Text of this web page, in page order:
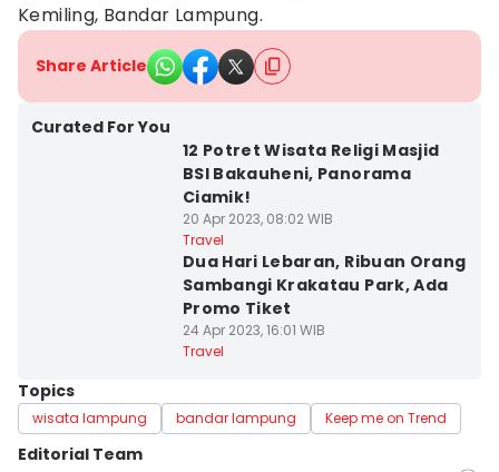
Kemiling, Bandar Lampung.
Share Article
Curated For You
12 Potret Wisata Religi Masjid
BSI Bakauheni, Panorama
Ciamik!
20 Apr 2023, 08:02 WIB
Travel
Dua Hari Lebaran, Ribuan Orang
Sambangi Krakatau Park, Ada
Promo Tiket
24 Apr 2023, 16:01 WIB
Travel
Topics
wisata lampung bandar lampung Keep me on Trend
Editorial Team